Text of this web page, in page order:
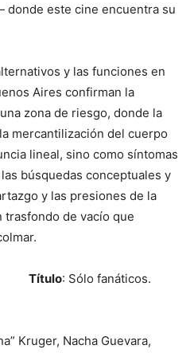
donde este cine encuentra su
y las funciones en
Aires confirman la
zona de riesgo, donde la
mercantilización del cuerpo
lineal, sino como síntomas
búsquedas conceptuales y
y las presiones de la
trasfondo de vacío que
Título: Sólo fanáticos.
Kruger, Nacha Guevara,